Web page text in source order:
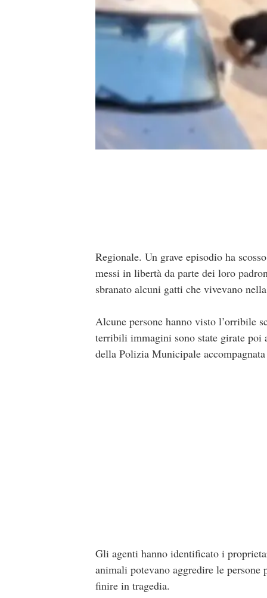
Regionale. Un grave episodio ha
messi in libertà da parte dei loro
sbranato alcuni gatti che vivevano
Alcune persone hanno visto l’orribile
terribili immagini sono state girate poi
della Polizia Municipale
Gli agenti hanno identificato i
animali potevano aggredire le persone
finire in tragedia.